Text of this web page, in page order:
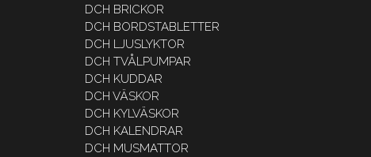
DCH BRICKOR
DCH BORDSTABLETTER
DCH LJUSLYKTOR
DCH TVÅLPUMPAR
DCH KUDDAR
DCH VÄSKOR
DCH KYLVÄSKOR
DCH KALENDRAR
DCH MUSMATTOR